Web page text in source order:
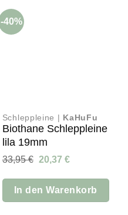
Die
Optionen
können
-40%
Schleppleine | KaHuFu
Biothane Schleppleine
lila 19mm
33,95€
Ursprünglicher
war:
33,95 €
20,37 €Aktueller
ist:
20,37 €.
In den Warenkorb